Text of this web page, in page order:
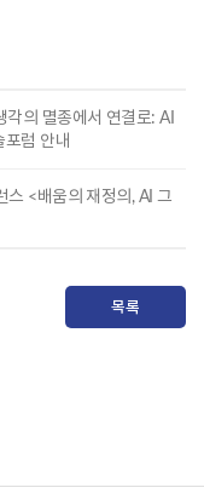
각의 멸종에서 연결로: AI
포럼 안내
스 <배움의 재정의, AI 그
목록